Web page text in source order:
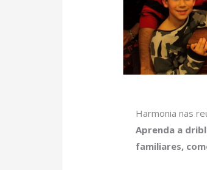
Harmonia nas
Aprenda a
familiares,